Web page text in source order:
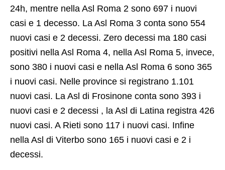
24h, mentre nella Asl Roma 2 sono 697 i nuovi
casi e 1 decesso. La Asl Roma 3 conta sono 554
nuovi casi e 2 decessi. Zero decessi ma 180 casi
positivi nella Asl Roma 4, nella Asl Roma 5, invece,
sono 380 i nuovi casi e nella Asl Roma 6 sono 365
i nuovi casi. Nelle province si registrano 1.101
nuovi casi. La Asl di Frosinone conta sono 393 i
nuovi casi e 2 decessi , la Asl di Latina registra 426
nuovi casi. A Rieti sono 117 i nuovi casi. Infine
nella Asl di Viterbo sono 165 i nuovi casi e 2 i
decessi.